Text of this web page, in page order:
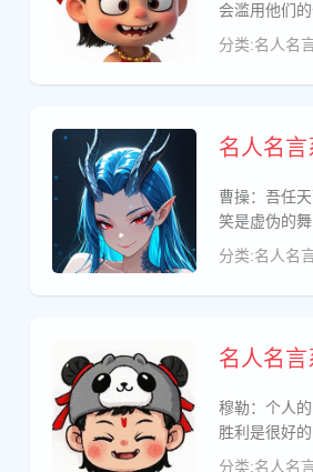
会滥用他们
分类:名人名
名人名
曹操：吾任
笑是虚伪的
分类:名人名
名人名
穆勒：个人
胜利是很好
分类:名人名